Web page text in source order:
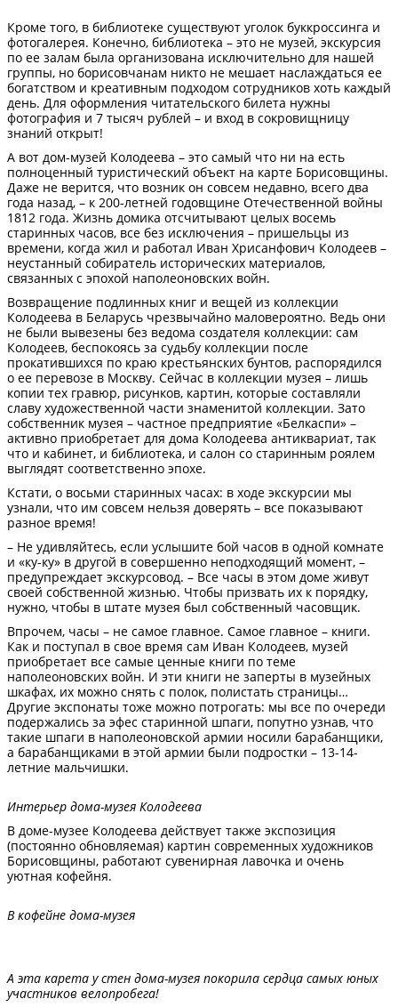
Кроме того, в библиотеке существуют уголок буккроссинга и
фотогалерея. Конечно, библиотека – это не музей, экскурсия
по ее залам была организована исключительно для нашей
группы, но борисовчанам никто не мешает наслаждаться ее
богатством и креативным подходом сотрудников хоть каждый
день. Для оформления читательского билета нужны
фотография и 7 тысяч рублей – и вход в сокровищницу
знаний открыт!
А вот дом-музей Колодеева – это самый что ни на есть
полноценный туристический объект на карте Борисовщины.
Даже не верится, что возник он совсем недавно, всего два
года назад, – к 200-летней годовщине Отечественной войны
1812 года. Жизнь домика отсчитывают целых восемь
старинных часов, все без исключения – пришельцы из
времени, когда жил и работал Иван Хрисанфович Колодеев –
неустанный собиратель исторических материалов,
связанных с эпохой наполеоновских войн.
Возвращение подлинных книг и вещей из коллекции
Колодеева в Беларусь чрезвычайно маловероятно. Ведь они
не были вывезены без ведома создателя коллекции: сам
Колодеев, беспокоясь за судьбу коллекции после
прокатившихся по краю крестьянских бунтов, распорядился
о ее перевозе в Москву. Сейчас в коллекции музея – лишь
копии тех гравюр, рисунков, картин, которые составляли
славу художественной части знаменитой коллекции. Зато
собственник музея – частное предприятие «Белкаспи» –
активно приобретает для дома Колодеева антиквариат, так
что и кабинет, и библиотека, и салон со старинным роялем
выглядят соответственно эпохе.
Кстати, о восьми старинных часах: в ходе экскурсии мы
узнали, что им совсем нельзя доверять – все показывают
разное время!
– Не удивляйтесь, если услышите бой часов в одной комнате
и «ку-ку» в другой в совершенно неподходящий момент, –
предупреждает экскурсовод. – Все часы в этом доме живут
своей собственной жизнью. Чтобы призвать их к порядку,
нужно, чтобы в штате музея был собственный часовщик.
Впрочем, часы – не самое главное. Самое главное – книги.
Как и поступал в свое время сам Иван Колодеев, музей
приобретает все самые ценные книги по теме
наполеоновских войн. И эти книги не заперты в музейных
шкафах, их можно снять с полок, полистать страницы…
Другие экспонаты тоже можно потрогать: мы все по очереди
подержались за эфес старинной шпаги, попутно узнав, что
такие шпаги в наполеоновской армии носили барабанщики,
а барабанщиками в этой армии были подростки – 13-14-
летние мальчишки.
Интерьер дома-музея Колодеева
В доме-музее Колодеева действует также экспозиция
(постоянно обновляемая) картин современных художников
Борисовщины, работают сувенирная лавочка и очень
уютная кофейня.
В кофейне дома-музея
А эта карета у стен дома-музея покорила сердца самых юных
участников велопробега!